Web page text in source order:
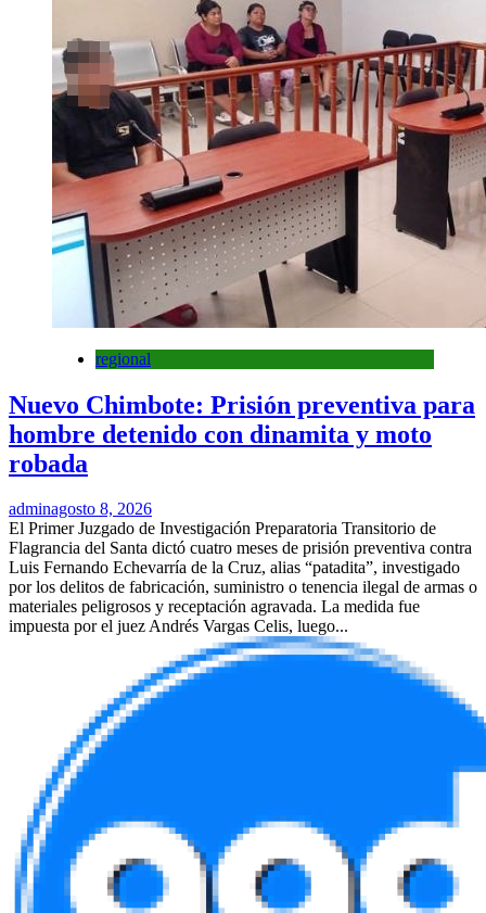
regional
Nuevo Chimbote: Prisión preventiva para
hombre detenido con dinamita y moto
robada
adminagosto 8, 2026
El Primer Juzgado de Investigación Preparatoria Transitorio de
Flagrancia del Santa dictó cuatro meses de prisión preventiva contra
Luis Fernando Echevarría de la Cruz, alias “patadita”, investigado
por los delitos de fabricación, suministro o tenencia ilegal de armas o
materiales peligrosos y receptación agravada. La medida fue
impuesta por el juez Andrés Vargas Celis, luego...